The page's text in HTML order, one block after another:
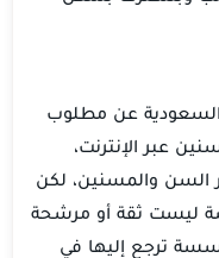
السعودية عن مطلوب
عبر الإنترنت،
السن والمسنين، لكن
ليست ثقة أو مرشحة
ترجع إليها في